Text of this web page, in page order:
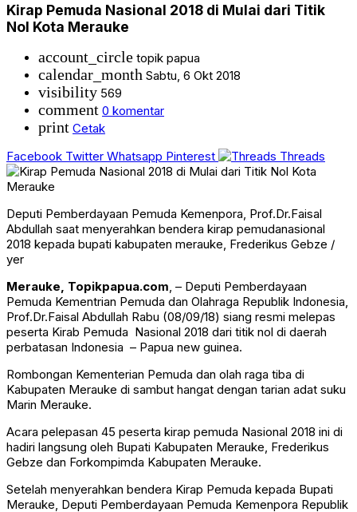
Kirap Pemuda Nasional 2018 di Mulai dari Titik
Nol Kota Merauke
account_circle topik papua
calendar_month Sabtu, 6 Okt 2018
visibility 569
comment 0 komentar
print Cetak
Facebook Twitter Whatsapp Pinterest Threads
Deputi Pemberdayaan Pemuda Kemenpora, Prof.Dr.Faisal
Abdullah saat menyerahkan bendera kirap pemudanasional
2018 kepada bupati kabupaten merauke, Frederikus Gebze /
yer
Merauke, Topikpapua.com, – Deputi Pemberdayaan
Pemuda Kementrian Pemuda dan Olahraga Republik Indonesia,
Prof.Dr.Faisal Abdullah Rabu (08/09/18) siang resmi melepas
peserta Kirab Pemuda Nasional 2018 dari titik nol di daerah
perbatasan Indonesia – Papua new guinea.
Rombongan Kementerian Pemuda dan olah raga tiba di
Kabupaten Merauke di sambut hangat dengan tarian adat suku
Marin Merauke.
Acara pelepasan 45 peserta kirap pemuda Nasional 2018 ini di
hadiri langsung oleh Bupati Kabupaten Merauke, Frederikus
Gebze dan Forkompimda Kabupaten Merauke.
Setelah menyerahkan bendera Kirap Pemuda kepada Bupati
Merauke, Deputi Pemberdayaan Pemuda Kemenpora Republik